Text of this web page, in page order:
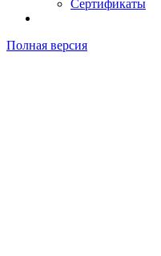
Сертификаты
Полная версия